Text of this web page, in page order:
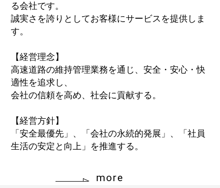
る会社です。
誠実さを誇りとしてお客様にサービスを提供しま
す。
【経営理念】
高速道路の維持管理業務を通じ、安全・安心・快
適性を追求し、
会社の信頼を高め、社会に貢献する。
【経営方針】
「安全最優先」、「会社の永続的発展」、「社員
生活の安定と向上」を推進する。
more